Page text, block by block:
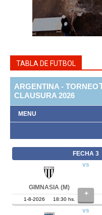
TABLA DE FUTBOL